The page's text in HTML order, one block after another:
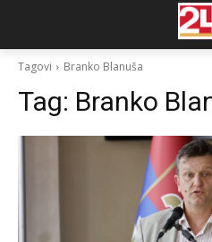
Tagovi Branko Blanuša
Tag: Branko